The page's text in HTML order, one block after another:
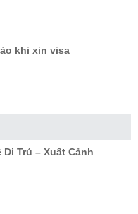
khi xin visa
Trú – Xuất Cảnh